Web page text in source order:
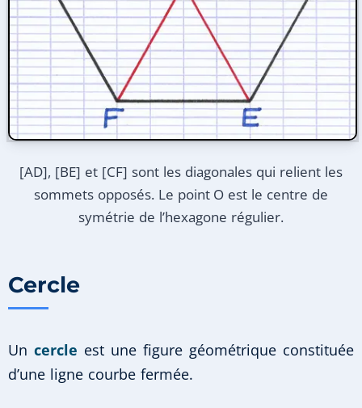
[AD], [BE] et [CF] sont les diagonales qui relient les
sommets opposés. Le point O est le centre de
symétrie de l’hexagone régulier.
Cercle
Un cercle est une figure géométrique constituée
d’une ligne courbe fermée.